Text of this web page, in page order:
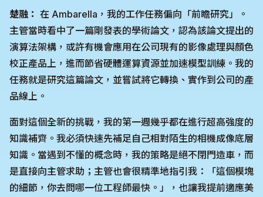
楚融： 在 Ambarella，我的工作任務偏向「前瞻研究」。
主管當時看中了一篇剛發表的學術論文，認為該論文提出的
演算法架構，或許有機會應用在公司現有的影像處理與顏色
校正產品上，進而節省硬體運算資源並加速模型訓練。我的
任務就是研究這篇論文，並嘗試將它轉換、實作到公司的產
品線上。
面對這個全新的挑戰，我的第一週幾乎都在進行超高強度的
知識補齊。我必須快速先補足自己相對陌生的相機成像底層
知識。當遇到不懂的概念時，我的策略是絕不閉門造車，而
是直接向主管求助；主管也會很精準地指引我：「這個模塊
的細節，你去問哪一位工程師最快。」，也讓我提前適應美